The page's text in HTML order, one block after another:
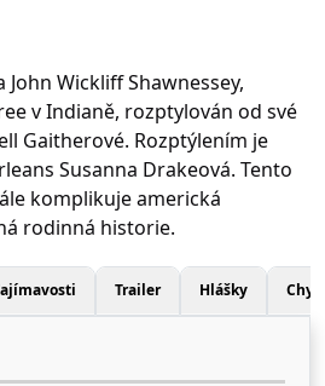
Wickliff Shawnessey,
v Indianě, rozptylován od své
Gaitherové. Rozptýlením je
Susanna Drakeová. Tento
komplikuje americká
rodinná historie.
Trailer Hlášky